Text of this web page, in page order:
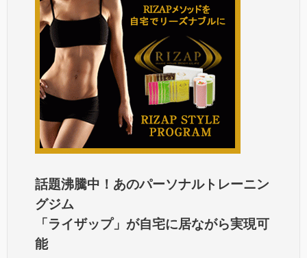
話題沸騰中！あのパーソナルトレーニン
グジム
「ライザップ」が自宅に居ながら実現可
能